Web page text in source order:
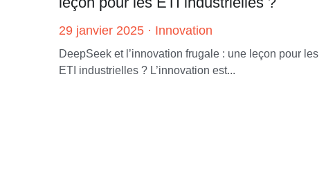
29 janvier 2025· Innovation
DeepSeek et l’innovation frugale : une leçon pour les
ETI industrielles ? L’innovation est...